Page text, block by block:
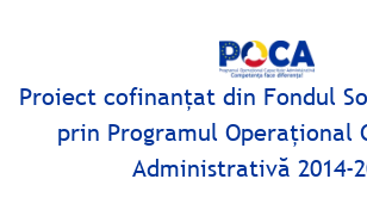
Proiect cofinanţat din Fondul
prin Programul Operaţional
Administrativă 2014-